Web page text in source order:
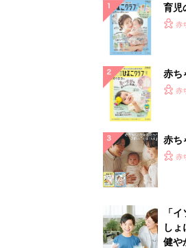
育児
『ひ
赤
赤ち
ての
解決
赤
赤ち
ひよ
赤
「
しょ
健や